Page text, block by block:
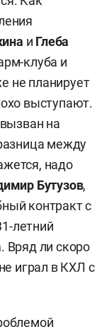
и Глеба
клуба и
не планирует
выступают.
на
между
надо
Бутузов,
контракт с
летний
Вряд ли скоро
играл в КХЛ с